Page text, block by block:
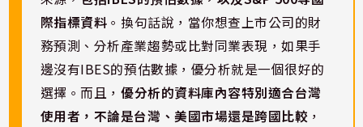
際指標資料 。換句話說，當你想查上市公司的財
務預測、分析產業趨勢或比對同業表現，如果手
邊沒有IBES的預估數據，優分析就是一個很好的
選擇。而且， 優分析的資料庫內容特別適合台灣
使用者，不論是台灣、美國市場還是跨國比較 ，